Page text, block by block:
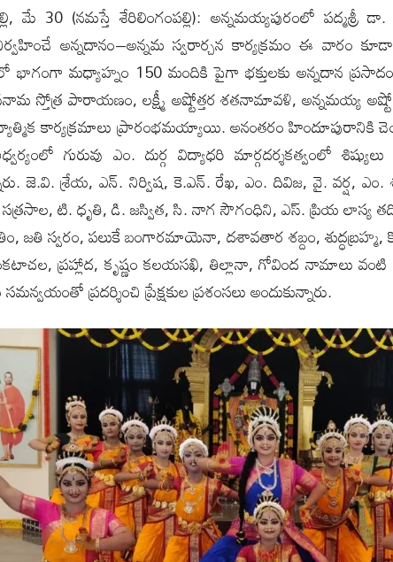
మే 30 (న‌మ‌స్తే శేరిలింగంప‌ల్లి): అన్నమయ్యపురంలో పద్మశ్రీ
అన్నదానం–అన్నమ స్వరార్చన కార్యక్రమం ఈ వారం
భాగంగా మధ్యాహ్నం 150 మందికి పైగా భక్తులకు అన్నదాన
స్తోత్ర పారాయణం, లక్ష్మీ అష్టోత్తర శతనామావళి, అన్నమయ్య
కార్యక్రమాలు ప్రారంభమయ్యాయి. అనంతరం హిందూపురానికి
గురువు ఎం. దుర్గ విద్యాధరి మార్గదర్శకత్వంలో శిష్యులు
జె.వి. శ్రేయ, ఎన్. నిర్విష, కె.ఎన్. రేఖ, ఎం. దివిజ, వై. వర్ష,
సత్రసాల, టి. ధృతి, డి. జస్విత, సి. నాగ సౌగంధిని, ఎస్. ప్రియ లాస్య
జతి స్వరం, పలుకే బంగారమాయెనా, దశావతార శబ్దం,
ప్రహ్లాద, కృష్ణం కలయసఖి, తిల్లానా, గోవింద నామాలు వంటి
ప్రదర్శించి ప్రేక్షకుల ప్రశంసలు అందుకున్నారు.